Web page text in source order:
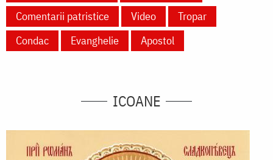
Comentarii patristice
Video
Tropar
Condac
Evanghelie Apostol
ICOANE